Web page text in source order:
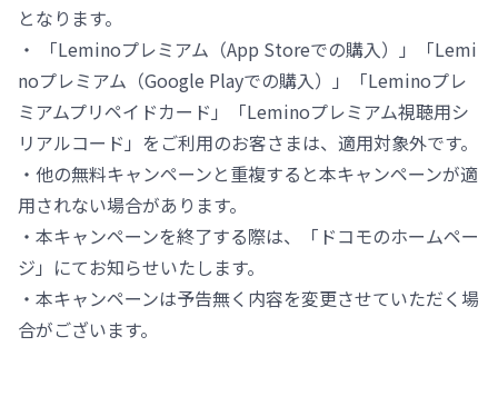
となります。
・ 「Leminoプレミアム（App Storeでの購入）」「Lemi
noプレミアム（Google Playでの購入）」「Leminoプレ
ミアムプリペイドカード」「Leminoプレミアム視聴用シ
リアルコード」をご利用のお客さまは、適用対象外です。
・他の無料キャンペーンと重複すると本キャンペーンが適
用されない場合があります。
・本キャンペーンを終了する際は、「ドコモのホームペー
ジ」にてお知らせいたします。
・本キャンペーンは予告無く内容を変更させていただく場
合がございます。